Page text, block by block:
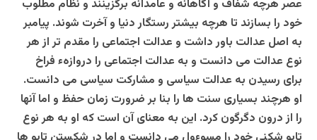
عصر هرچه شفاف و آگاهانه و عامدانه برگزینند و نظام مطلوب
خود را بسازند تا هرچه بیشتر رستگار دنیا و آخرت شوند. پیامبر
به اصل عدالت باور داشت و عدالت اجتماعی را مقدم تر از هر
نوع عدالت می دانست و به عدالت اجتماعی را دروازهء فراخ
برای رسیدن به عدالت سیاسی و مشارکت سیاسی می دانست.
او هرچند بسیاری سنت ها را بنا بر ضرورت زمان حفظ و اما آنها
را از درون دگرگون کرد. این به معنای آن است که او به هر نوع